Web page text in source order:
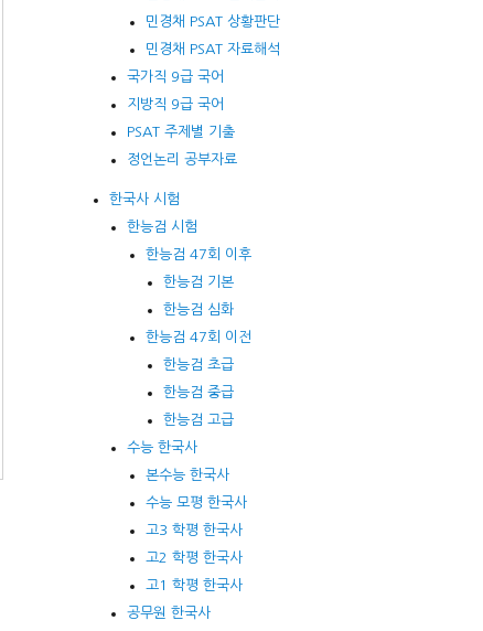
민경채 PSAT 상황판단
민경채 PSAT 자료해석
국가직 9급 국어
지방직 9급 국어
PSAT 주제별 기출
정언논리 공부자료
한국사 시험
한능검 시험
한능검 47회 이후
한능검 기본
한능검 심화
한능검 47회 이전
한능검 초급
한능검 중급
한능검 고급
수능 한국사
본수능 한국사
수능 모평 한국사
고3 학평 한국사
고2 학평 한국사
고1 학평 한국사
공무원 한국사